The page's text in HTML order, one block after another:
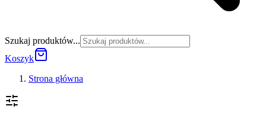
Szukaj produktów...
Koszyk
Strona główna